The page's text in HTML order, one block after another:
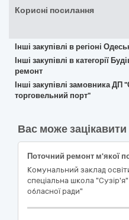
Корисні посилання
Інші закупівлі в регіоні
Інші закупівлі в категорії
ремонт
Інші закупівлі замовника
торговельний порт"
Вас може зацікавити
Комунальний заклад
спеціальна школа
обласної ради"